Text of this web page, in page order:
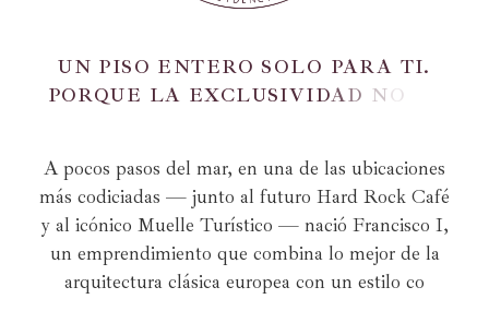
UN PISO ENTERO SOLO PARA TI.
PORQUE LA EXCLUSIVIDAD NO
A pocos pasos del mar, en una de las ubicaciones
más codiciadas — junto al futuro Hard Rock Café
y al icónico Muelle Turístico — nació Francisco I,
un emprendimiento que combina lo mejor de la
arquitectura clásica europea con un estilo co